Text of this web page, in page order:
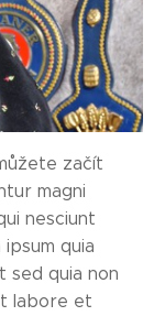
začít
magni
nesciunt
quia
sed quia non
labore et